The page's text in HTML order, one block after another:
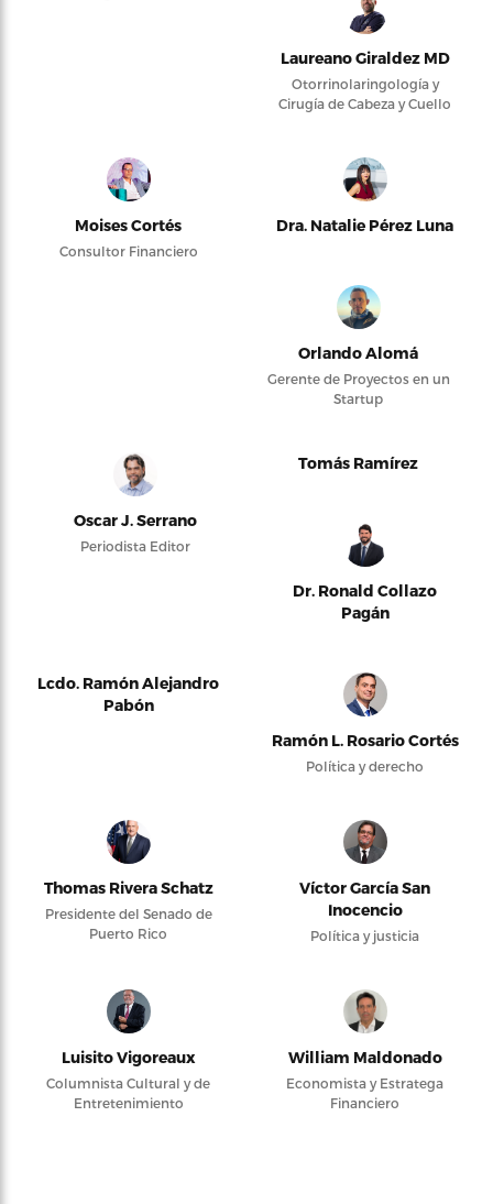
Laureano Giraldez MD
Otorrinolaringología y
Cirugía de Cabeza y Cuello
Moises Cortés
Consultor Financiero
Dra. Natalie Pérez Luna
Orlando Alomá
Gerente de Proyectos en un
Startup
Oscar J. Serrano
Periodista Editor
Tomás Ramírez
Dr. Ronald Collazo
Pagán
Lcdo. Ramón Alejandro
Pabón
Ramón L. Rosario Cortés
Política y derecho
Thomas Rivera Schatz
Presidente del Senado de
Puerto Rico
Víctor García San
Inocencio
Política y justicia
Luisito Vigoreaux
Columnista Cultural y de
Entretenimiento
William Maldonado
Economista y Estratega
Financiero